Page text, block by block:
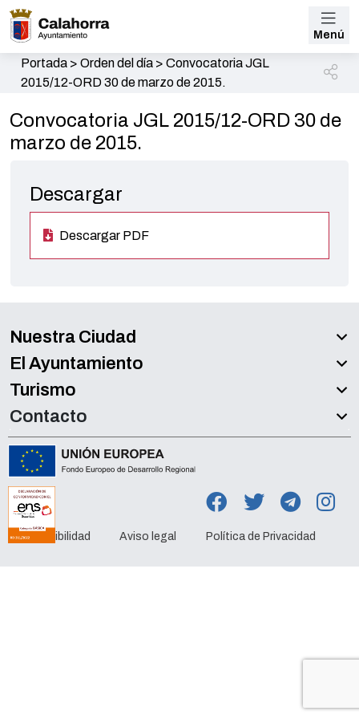
Menú
Portada> Orden del día> Convocatoria JGL
2015/12-ORD 30 de marzo de 2015.
Convocatoria JGL 2015/12-ORD 30 de
marzo de 2015.
Descargar
Descargar PDF
Nuestra Ciudad
El Ayuntamiento
Turismo
Contacto
Accesibilidad Aviso legal Política de Privacidad